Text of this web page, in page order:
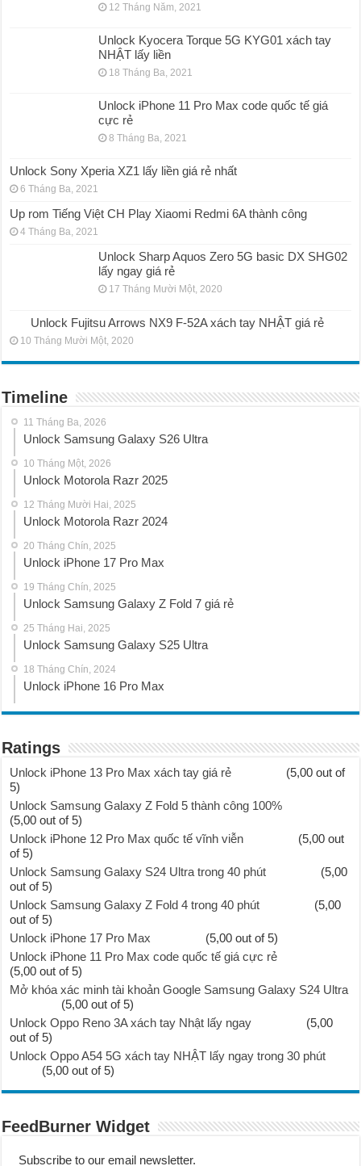
12 Tháng Năm, 2021
Unlock Kyocera Torque 5G KYG01 xách tay
NHẬT lấy liền
18 Tháng Ba, 2021
Unlock iPhone 11 Pro Max code quốc tế giá
cực rẻ
8 Tháng Ba, 2021
Unlock Sony Xperia XZ1 lấy liền giá rẻ nhất
6 Tháng Ba, 2021
Up rom Tiếng Việt CH Play Xiaomi Redmi 6A thành công
4 Tháng Ba, 2021
Unlock Sharp Aquos Zero 5G basic DX SHG02
lấy ngay giá rẻ
17 Tháng Mười Một, 2020
Unlock Fujitsu Arrows NX9 F-52A xách tay NHẬT giá rẻ
10 Tháng Mười Một, 2020
Timeline
11 Tháng Ba, 2026
Unlock Samsung Galaxy S26 Ultra
10 Tháng Một, 2026
Unlock Motorola Razr 2025
12 Tháng Mười Hai, 2025
Unlock Motorola Razr 2024
20 Tháng Chín, 2025
Unlock iPhone 17 Pro Max
19 Tháng Chín, 2025
Unlock Samsung Galaxy Z Fold 7 giá rẻ
25 Tháng Hai, 2025
Unlock Samsung Galaxy S25 Ultra
18 Tháng Chín, 2024
Unlock iPhone 16 Pro Max
Ratings
Unlock iPhone 13 Pro Max xách tay giá rẻ
(5,00 out of
5)
Unlock Samsung Galaxy Z Fold 5 thành công 100%
(5,00 out of 5)
Unlock iPhone 12 Pro Max quốc tế vĩnh viễn
(5,00 out
of 5)
Unlock Samsung Galaxy S24 Ultra trong 40 phút
(5,00
out of 5)
Unlock Samsung Galaxy Z Fold 4 trong 40 phút
(5,00
out of 5)
Unlock iPhone 17 Pro Max
(5,00 out of 5)
Unlock iPhone 11 Pro Max code quốc tế giá cực rẻ
(5,00 out of 5)
Mở khóa xác minh tài khoản Google Samsung Galaxy S24 Ultra
(5,00 out of 5)
Unlock Oppo Reno 3A xách tay Nhật lấy ngay
(5,00
out of 5)
Unlock Oppo A54 5G xách tay NHẬT lấy ngay trong 30 phút
(5,00 out of 5)
FeedBurner Widget
Subscribe to our email newsletter.